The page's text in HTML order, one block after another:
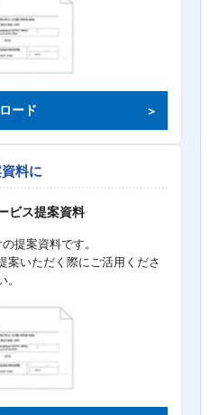
ード
料に
ビス提案資料
提案資料です。
案いただく際にご活用くださ
。